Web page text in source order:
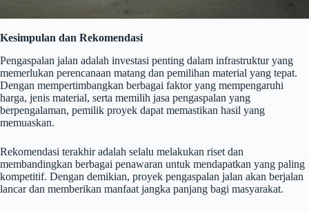
Kesimpulan dan Rekomendasi
Pengaspalan jalan adalah investasi penting dalam infrastruktur yang
memerlukan perencanaan matang dan pemilihan material yang tepat.
Dengan mempertimbangkan berbagai faktor yang mempengaruhi
harga, jenis material, serta memilih jasa pengaspalan yang
berpengalaman, pemilik proyek dapat memastikan hasil yang
memuaskan.
Rekomendasi terakhir adalah selalu melakukan riset dan
membandingkan berbagai penawaran untuk mendapatkan yang paling
kompetitif. Dengan demikian, proyek pengaspalan jalan akan berjalan
lancar dan memberikan manfaat jangka panjang bagi masyarakat.